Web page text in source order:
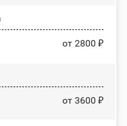
от 2800 ₽
от 3600 ₽